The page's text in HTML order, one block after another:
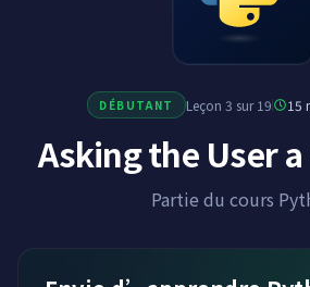
DÉBUTANT Leçon 3 sur 19 15
Asking the User
Partie du cours